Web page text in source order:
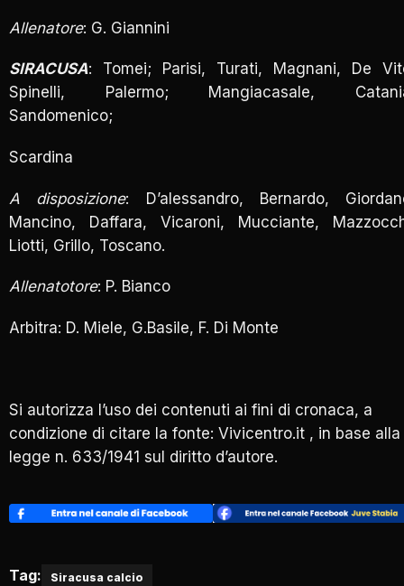
Allenatore: G. Giannini
SIRACUSA: Tomei; Parisi, Turati, Magnani, De
Spinelli, Palermo; Mangiacasale,
Sandomenico;
Scardina
A disposizione: D’alessandro, Bernardo,
Mancino, Daffara, Vicaroni, Mucciante,
Liotti, Grillo, Toscano.
Allenatotore: P. Bianco
Arbitra: D. Miele, G.Basile, F. Di Monte
Si autorizza l’uso dei contenuti ai fini di cronaca, a
condizione di citare la fonte: Vivicentro.it , in base alla
legge n. 633/1941 sul diritto d’autore.
Tag: Siracusa calcio